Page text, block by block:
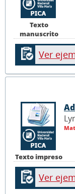
Texto
manuscrito
Ver
Texto impreso
Ver